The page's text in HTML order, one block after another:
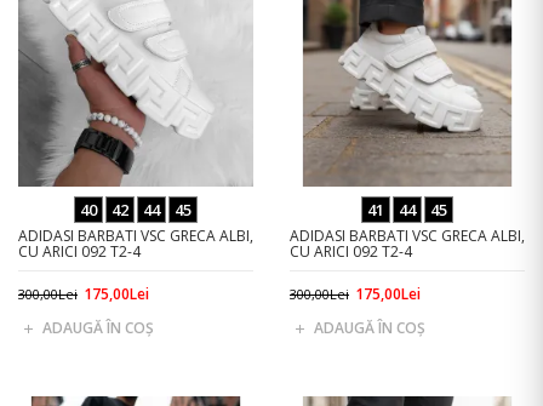
40 42 44 45
ADIDASI BARBATI VSC GRECA ALBI,
CU ARICI 092 T2-4
300,00Lei 175,00Lei
ADAUGĂ ÎN COŞ
41 44 45
ADIDASI BARBATI VSC GRECA ALBI,
CU ARICI 092 T2-4
300,00Lei 175,00Lei
ADAUGĂ ÎN COŞ